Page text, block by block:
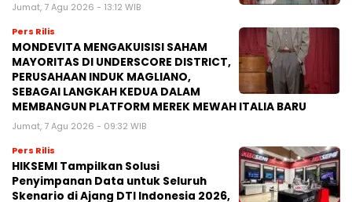
Jumat, 7 Agu 2026 - 13:12 WIB
Pers Rilis
MONDEVITA MENGAKUISISI SAHAM
MAYORITAS DI UNDERSCORE DISTRICT,
PERUSAHAAN INDUK MAGLIANO,
SEBAGAI LANGKAH KEDUA DALAM
MEMBANGUN PLATFORM MEREK MEWAH ITALIA BARU
Jumat, 7 Agu 2026 - 09:32 WIB
Pers Rilis
HIKSEMI Tampilkan Solusi
Penyimpanan Data untuk Seluruh
Skenario di Ajang DTI Indonesia 2026,